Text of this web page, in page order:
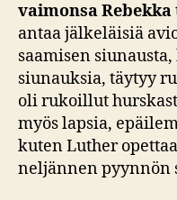
vaimonsa
antaa jälkeläisiä
saamisen
siunauksia, täytyy
oli rukoillut
myös lapsia,
kuten Luther
neljännen pyynnön